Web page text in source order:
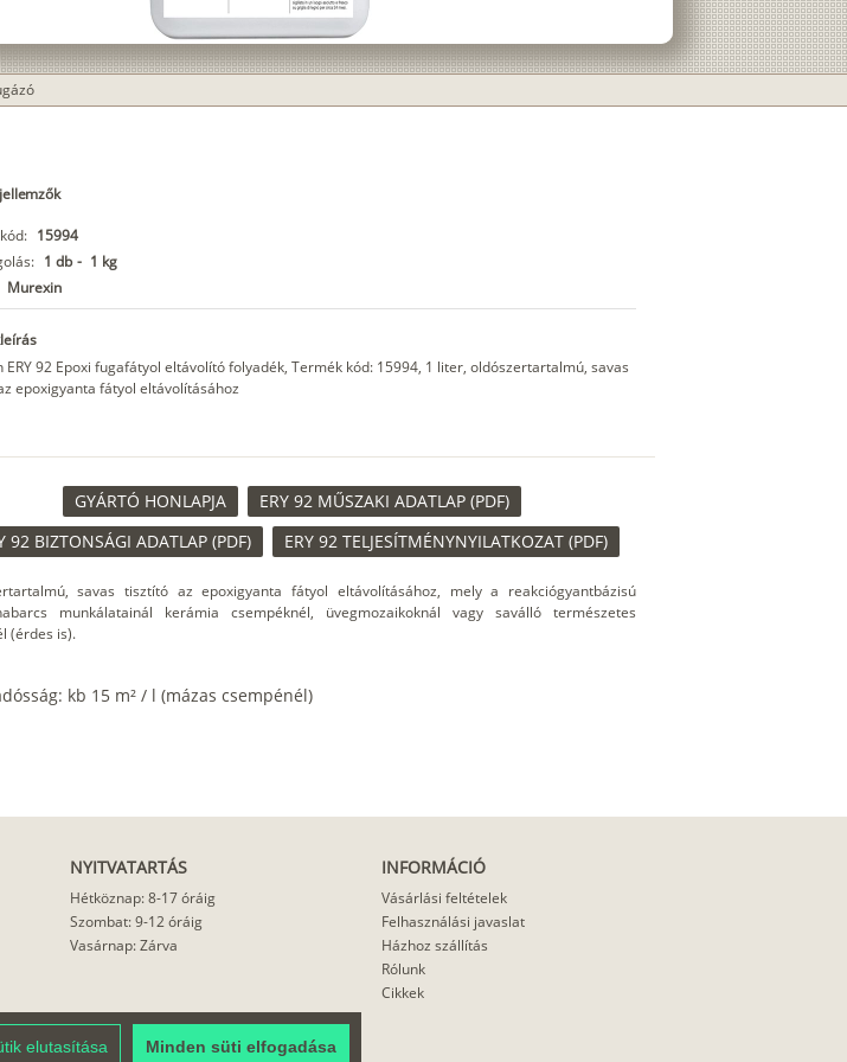
elutasítása Minden süti elfogadása
15994
1 db - 1 kg
Murexin
ERY 92 Epoxi fugafátyol eltávolító folyadék, Termék kód: 15994, 1 liter, oldószertartalmú, savas
epoxigyanta fátyol eltávolításához
GYÁRTÓ HONLAPJA
ERY 92 MŰSZAKI ADATLAP (PDF)
92 BIZTONSÁGI ADATLAP (PDF)
ERY 92 TELJESÍTMÉNYNYILATKOZAT (PDF)
savas tisztító az epoxigyanta fátyol eltávolításához, mely a reakciógyantbázisú
munkálatainál kerámia csempéknél, üvegmozaikoknál vagy saválló természetes
(érdes is).
kb 15 m² / l (mázas csempénél)
NYITVATARTÁS
Hétköznap: 8-17 óráig
Szombat: 9-12 óráig
Vasárnap: Zárva
INFORMÁCIÓ
Vásárlási feltételek
Felhasználási javaslat
Házhoz szállítás
Rólunk
Cikkek